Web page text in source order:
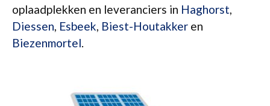
oplaadplekken en leveranciers in Haghorst,
Diessen, Esbeek, Biest-Houtakker en
Biezenmortel.